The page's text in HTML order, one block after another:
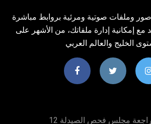
وملفات صوتية ومرئية بروابط مباشرة
مع إمكانية إدارة ملفاتك، من الأشهر على
الخليج والعالم العربي